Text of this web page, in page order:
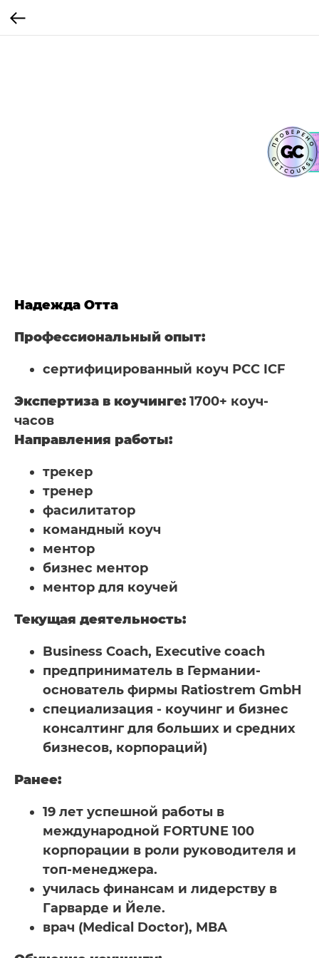
Надежда Отта
Профессиональный опыт:
сертифицированный коуч РСС ICF
Экспертиза в коучинге: 1700+ коуч-
часов
Направления работы:
трекер
тренер
фасилитатор
командный коуч
ментор
бизнес ментор
ментор для коучей
Текущая деятельность:
Business Coach, Executive coach
предприниматель в Германии-
основатель фирмы Ratiostrem GmbH
специализация - коучинг и бизнес
консалтинг для больших и средних
бизнесов, корпораций)
Ранее:
19 лет успешной работы в
международной FORTUNE 100
корпорации в роли руководителя и
топ-менеджера.
училась финансам и лидерству в
Гарварде и Йеле.
врач (Medical Doctor), МВА